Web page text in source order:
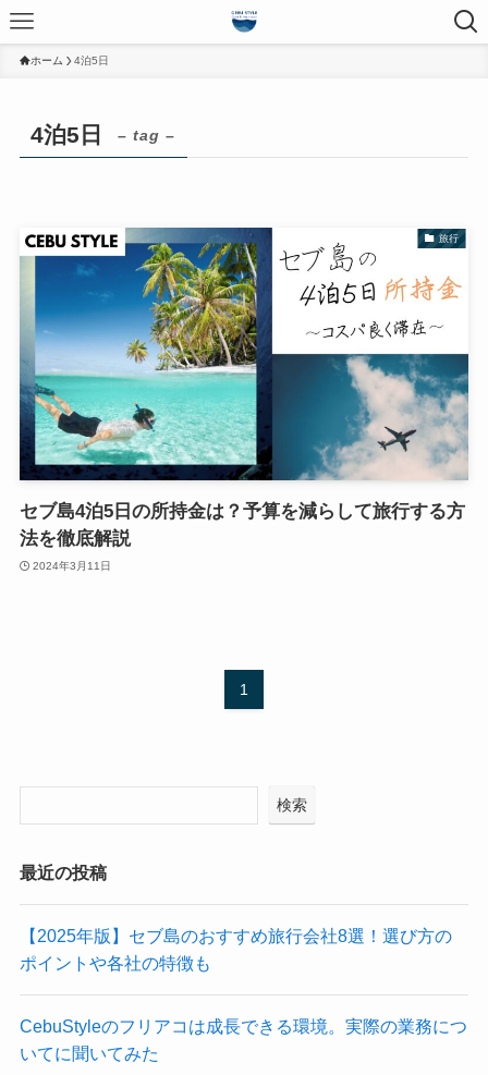
ホーム 4泊5日
4泊5日 – tag –
旅行
セブ島4泊5日の所持金は？予算を減らして旅行する方
法を徹底解説
2024年3月11日
1
検索
最近の投稿
【2025年版】セブ島のおすすめ旅行会社8選！選び方の
ポイントや各社の特徴も
CebuStyleのフリアコは成長できる環境。実際の業務につ
いてに聞いてみた